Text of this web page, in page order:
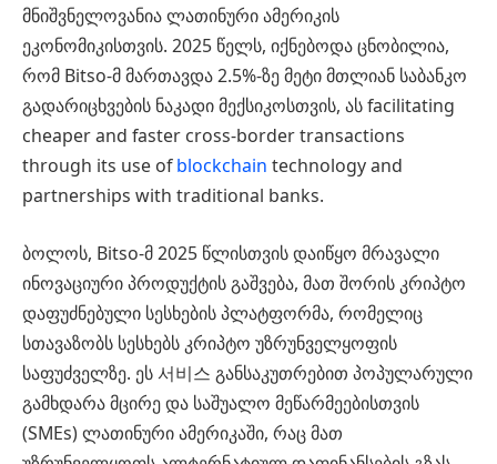
მნიშვნელოვანია ლათინური ამერიკის
ეკონომიკისთვის. 2025 წელს, იქნებოდა ცნობილია,
რომ Bitso-მ მართავდა 2.5%-ზე მეტი მთლიან საბანკო
გადარიცხვების ნაკადი მექსიკოსთვის, ას facilitating
cheaper and faster cross-border transactions
through its use ofblockchain technology and
partnerships with traditional banks.
ბოლოს, Bitso-მ 2025 წლისთვის დაიწყო მრავალი
ინოვაციური პროდუქტის გაშვება, მათ შორის კრიპტო
დაფუძნებული სესხების პლატფორმა, რომელიც
სთავაზობს სესხებს კრიპტო უზრუნველყოფის
საფუძველზე. ეს 서비스 განსაკუთრებით პოპულარული
გამხდარა მცირე და საშუალო მეწარმეებისთვის
(SMEs) ლათინური ამერიკაში, რაც მათ